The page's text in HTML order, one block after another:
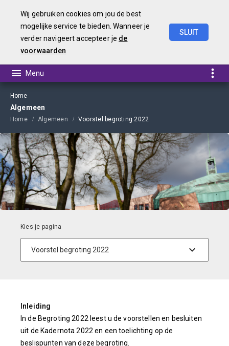
Wij gebruiken cookies om jou de best
mogelijke service te bieden. Wanneer je
verder navigeert accepteer je de
voorwaarden
SLUIT
Home
Algemeen
Home Algemeen Voorstel begroting 2022
Inleiding
In de Begroting 2022 leest u de voorstellen en besluiten
uit de Kadernota 2022 en een toelichting op de
beslispunten van deze begroting.